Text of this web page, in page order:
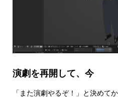
演劇を再開して、今
「また演劇やるぞ！」と決めて